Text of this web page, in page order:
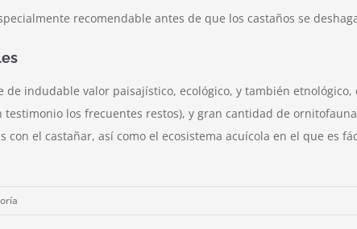
recomendable antes de que los castaños se
de indudable valor paisajístico, ecológico, y también
testimonio los frecuentes restos), y gran cantidad de
con el castañar, así como el ecosistema acuícola en el que es